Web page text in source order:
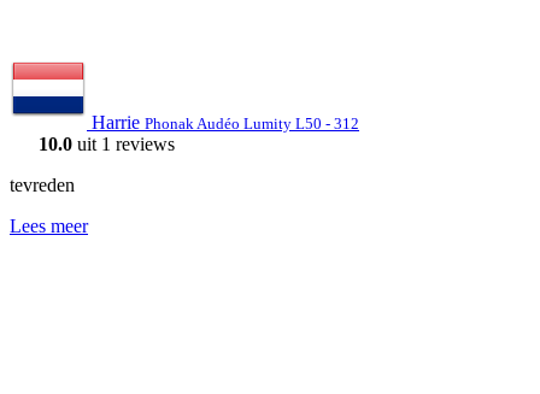
Harrie Phonak Audéo Lumity L50 - 312
10.0 uit 1 reviews
tevreden
Lees meer